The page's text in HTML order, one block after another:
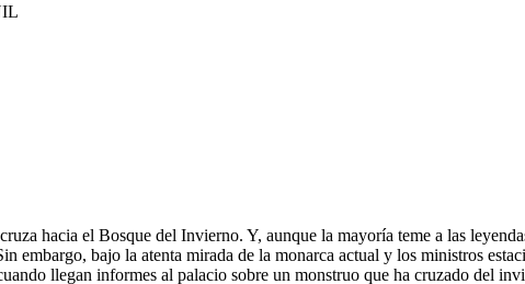
hacia el Bosque del Invierno. Y, aunque la mayoría teme a las
embargo, bajo la atenta mirada de la monarca actual y los ministros
llegan informes al palacio sobre un monstruo que ha cruzado del